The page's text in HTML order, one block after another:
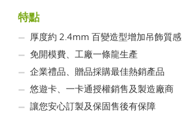
特點
厚度約 2.4mm 百變造型增加吊飾質感
免開模費、工廠一條龍生產
企業禮品、贈品採購最佳熱銷產品
悠遊卡、一卡通授權銷售及製造廠商
讓您安心訂製及保固售後有保障